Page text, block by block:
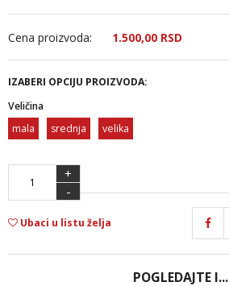
Cena proizvoda: 1.500,00 RSD
IZABERI OPCIJU PROIZVODA:
Veličina
mala
srednja velika
+
-
Ubaci u listu želja
POGLEDAJTE I...